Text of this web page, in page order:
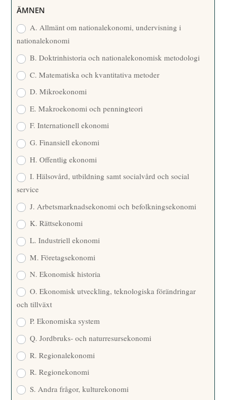
R
ÄMNEN
A. Allmänt om nationalekonomi, undervisning i
nationalekonomi
B. Doktrinhistoria och nationalekonomisk metodologi
C. Matematiska och kvantitativa metoder
D. Mikroekonomi
E. Makroekonomi och penningteori
F. Internationell ekonomi
G. Finansiell ekonomi
H. Offentlig ekonomi
I. Hälsovård, utbildning samt socialvård och social
service
J. Arbetsmarknadsekonomi och befolkningsekonomi
K. Rättsekonomi
L. Industriell ekonomi
M. Företagsekonomi
N. Ekonomisk historia
O. Ekonomisk utveckling, teknologiska förändringar
och tillväxt
P. Ekonomiska system
Q. Jordbruks- och naturresursekonomi
R. Regionalekonomi
R. Regionekonomi
S. Andra frågor, kulturekonomi